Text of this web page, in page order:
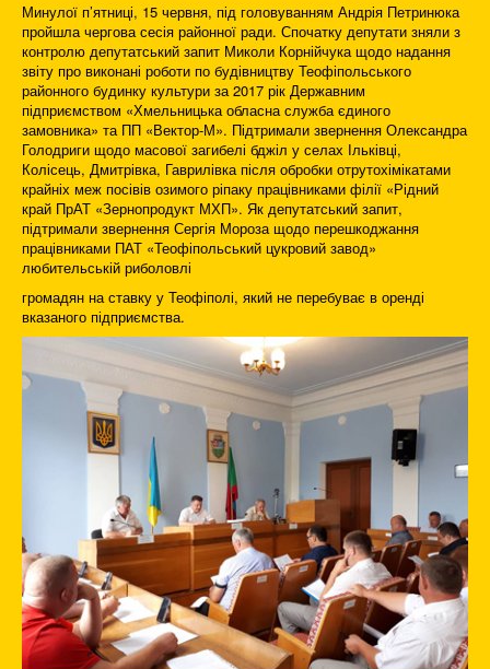
Минулої п’ятниці, 15 червня, під головуванням Андрія Петринюка
пройшла чергова сесія районної ради. Спочатку депутати зняли з
контролю депутатський запит Миколи Корнійчука щодо надання
звіту про виконані роботи по будівництву Теофіпольського
районного будинку культури за 2017 рік Державним
підприємством «Хмельницька обласна служба єдиного
замовника» та ПП «Вектор-М». Підтримали звернення Олександра
Голодриги щодо масової загибелі бджіл у селах Ільківці,
Колісець, Дмитрівка, Гаврилівка після обробки отрутохімікатами
крайніх меж посівів озимого ріпаку працівниками філії «Рідний
край ПрАТ «Зернопродукт МХП». Як депутатський запит,
підтримали звернення Сергія Мороза щодо перешкоджання
працівниками ПАТ «Теофіпольський цукровий завод»
любительській риболовлі
громадян на ставку у Теофіполі, який не перебуває в оренді
вказаного підприємства.